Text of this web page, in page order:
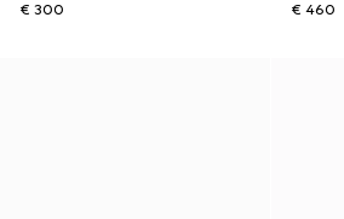
€ 300
€ 460